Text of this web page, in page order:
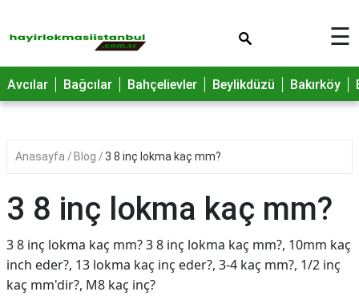
☰
Avcılar Bağcılar Bahçelievler Beylikdüzü Bakırköy
Anasayfa Blog 3 8 inç lokma kaç mm?
3 8 inç lokma kaç mm?
3 8 inç lokma kaç mm? 3 8 inç lokma kaç mm?, 10mm kaç
inch eder?, 13 lokma kaç inç eder?, 3-4 kaç mm?, 1/2 inç
kaç mm'dir?, M8 kaç inç?